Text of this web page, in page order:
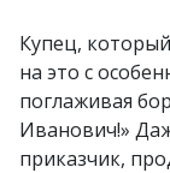
Купец,
на это с
поглаживая
Иванович!»
приказчик,